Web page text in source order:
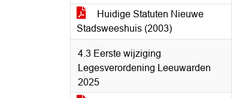
Huidige Statuten Nieuwe
Stadsweeshuis (2003)
4.3 Eerste wijziging
Legesverordening Leeuwarden
2025